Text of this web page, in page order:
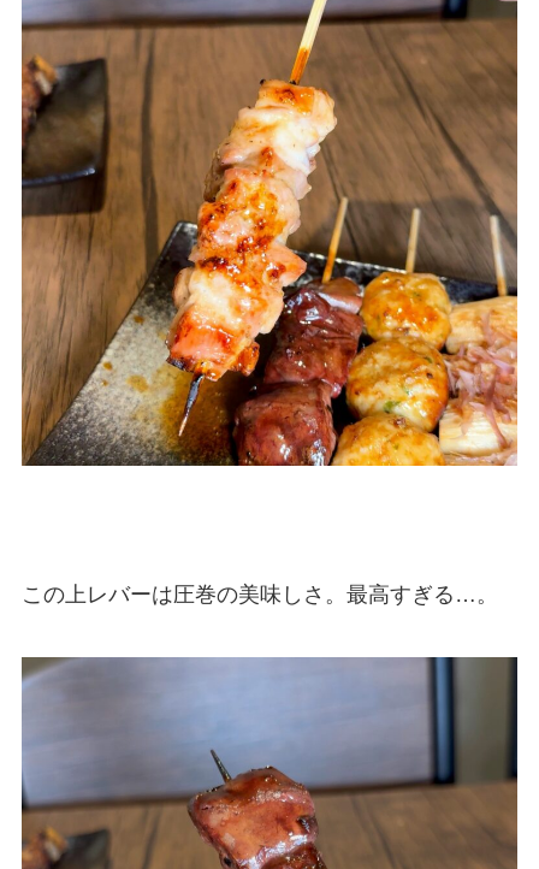
この上レバーは圧巻の美味しさ。最高すぎる…。